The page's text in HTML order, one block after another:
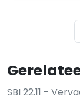
SBI 22.11 -